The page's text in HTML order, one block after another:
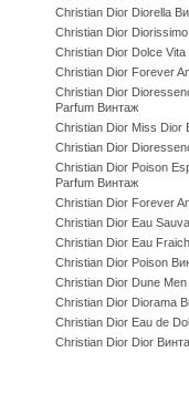
Christian Dior Diorella
Christian Dior
Christian Dior Dolce
Christian Dior Forever
Christian Dior
Parfum Винтаж
Christian Dior Miss Dior
Christian Dior
Christian Dior Poison
Parfum Винтаж
Christian Dior Forever
Christian Dior Eau
Christian Dior Eau
Christian Dior Poison
Christian Dior Dune Men
Christian Dior Diorama
Christian Dior Eau de
Christian Dior Dior